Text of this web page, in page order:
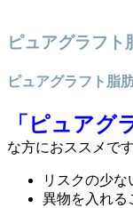
ピュアグラフト
ピュアグラフト脂
「ピュアグ
な方におススメです
リスクの少
異物を入れる